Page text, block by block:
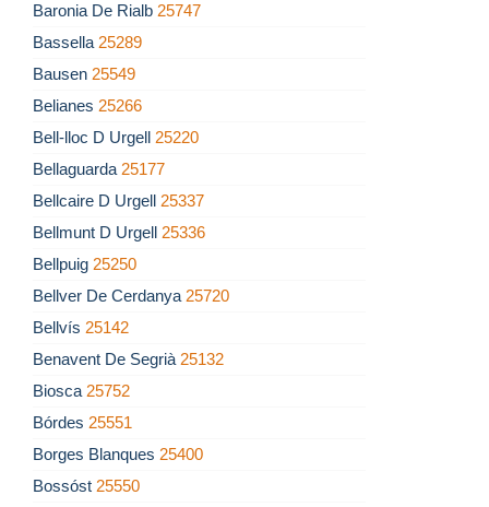
Baronia De Rialb 25747
Bassella 25289
Bausen 25549
Belianes 25266
Bell-lloc D Urgell 25220
Bellaguarda 25177
Bellcaire D Urgell 25337
Bellmunt D Urgell 25336
Bellpuig 25250
Bellver De Cerdanya 25720
Bellvís 25142
Benavent De Segrià 25132
Biosca 25752
Bórdes 25551
Borges Blanques 25400
Bossóst 25550